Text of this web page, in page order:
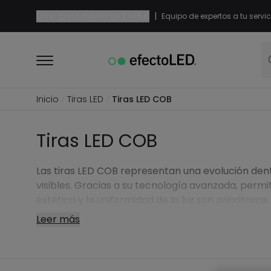
| Equipo de expertos a tu
Inicio Tiras LED Tiras LED COB
Tiras LED COB
Las tiras LED COB representan una evolución
visibles. Gracias a su tecnología avanzada,
Leer más